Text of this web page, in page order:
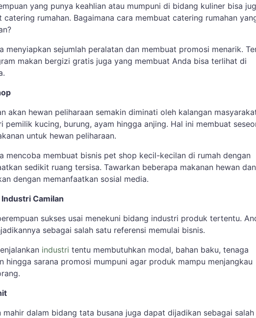
yang punya keahlian atau mumpuni di bidang kuliner bisa
catering rumahan. Bagaimana cara membuat catering rumahan
menyiapkan sejumlah peralatan dan membuat promosi menarik.
makan bergizi gratis juga yang membuat Anda bisa terlihat di
akan hewan peliharaan semakin diminati oleh kalangan
pemilik kucing, burung, ayam hingga anjing. Hal ini membuat
untuk hewan peliharaan.
mencoba membuat bisnis pet shop kecil-kecilan di rumah dengan
sedikit ruang tersisa. Tawarkan beberapa makanan hewan
dengan memanfaatkan sosial media.
Camilan
sukses usai menekuni bidang industri produk tertentu.
sebagai salah satu referensi memulai bisnis.
industri tentu membutuhkan modal, bahan baku, tenaga
hingga sarana promosi mumpuni agar produk mampu menjangkau
mahir dalam bidang tata busana juga dapat dijadikan sebagai salah